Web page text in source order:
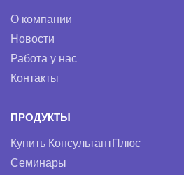
О компании
Новости
Работа у нас
Контакты
ПРОДУКТЫ
Купить КонсультантПлюс
Семинары